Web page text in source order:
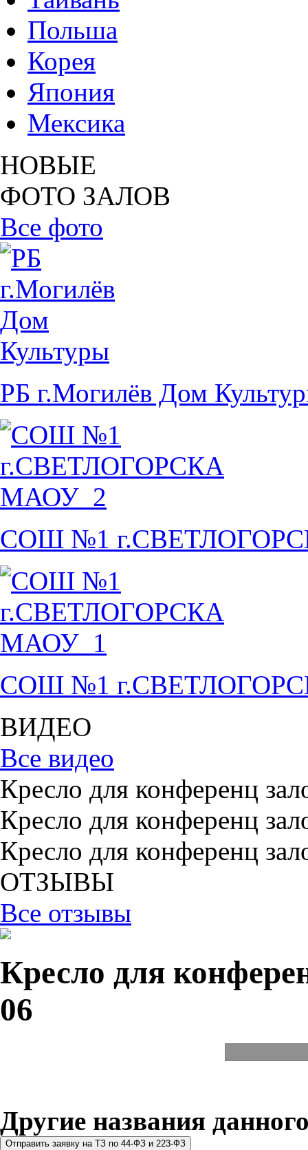
Польша
Корея
Япония
Мексика
НОВЫЕ
ФОТО ЗАЛОВ
Все фото
РБ г.Могилёв Дом
СОШ №1
СОШ №1
ВИДЕО
Все видео
Кресло для конференц
Кресло для конференц
Кресло для конференц
ОТЗЫВЫ
Все отзывы
Кресло для
06
Другие названия